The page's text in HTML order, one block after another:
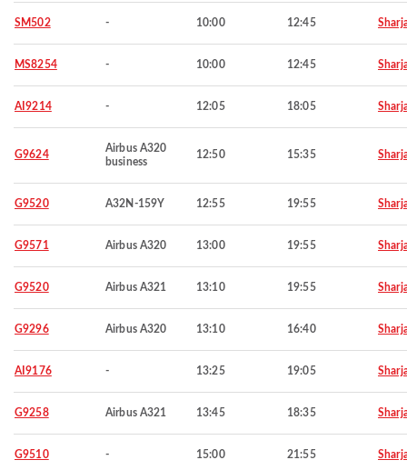
SM502 - 10:00 12:45
MS8254 - 10:00 12:45
AI9214 - 12:05 18:05
G9624
Airbus A320
business
12:50 15:35
G9520 A32N-159Y 12:55 19:55
G9571 Airbus A320 13:00 19:55
G9520 Airbus A321 13:10 19:55
G9296 Airbus A320 13:10 16:40
AI9176 - 13:25 19:05
G9258 Airbus A321 13:45 18:35
G9510 - 15:00 21:55